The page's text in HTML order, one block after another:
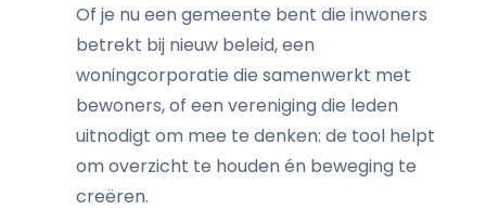
Of je nu een gemeente bent die inwoners
betrekt bij nieuw beleid, een
woningcorporatie die samenwerkt met
bewoners, of een vereniging die leden
uitnodigt om mee te denken: de tool helpt
om overzicht te houden én beweging te
creëren.